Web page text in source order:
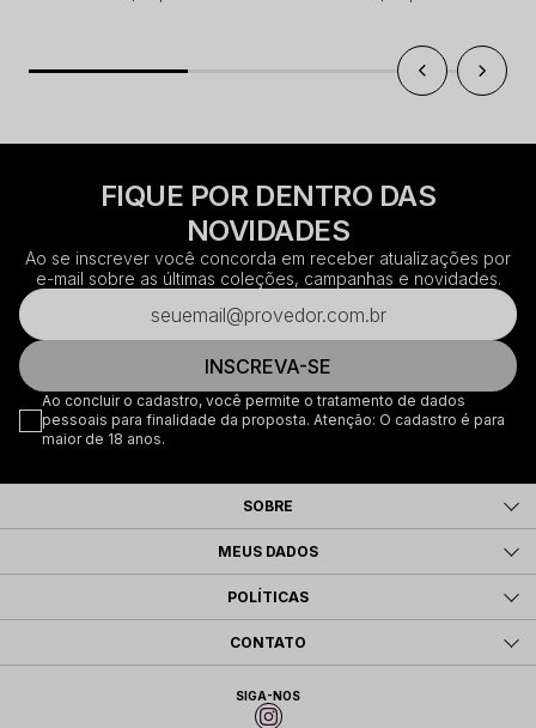
FIQUE POR DENTRO DAS
NOVIDADES
Ao se inscrever você concorda em receber atualizações por
e-mail sobre as últimas coleções, campanhas e novidades.
INSCREVA-SE
Ao concluir o cadastro, você permite o tratamento de dados
pessoais para finalidade da proposta. Atenção: O cadastro é para
maior de 18 anos.
SOBRE
MEUS DADOS
POLÍTICAS
CONTATO
SIGA-NOS